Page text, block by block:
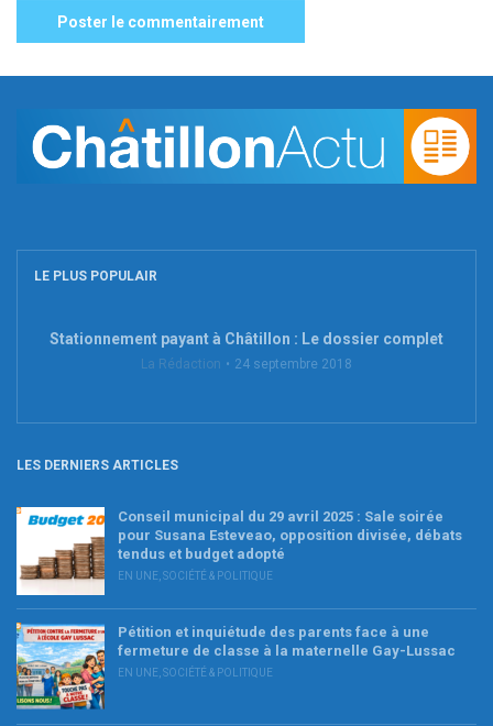
LE PLUS POPULAIR
Stationnement payant à Châtillon : Le dossier complet
La Rédaction 24 septembre 2018
LES DERNIERS ARTICLES
Conseil municipal du 29 avril 2025 : Sale soirée
pour Susana Esteveao, opposition divisée, débats
tendus et budget adopté
EN UNE SOCIÉTÉ & POLITIQUE
Pétition et inquiétude des parents face à une
fermeture de classe à la maternelle Gay-Lussac
EN UNE SOCIÉTÉ & POLITIQUE